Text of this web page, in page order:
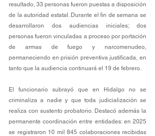
resultado, 33 personas fueron puestas a disposición
de la autoridad estatal. Durante el fin de semana se
desarrollaron dos audiencias iniciales; dos
personas fueron vinculadas a proceso por portación
de armas de fuego y narcomenudeo,
permaneciendo en prisión preventiva justificada, en
tanto que la audiencia continuará el 19 de febrero.
El funcionario subrayó que en Hidalgo no se
criminaliza a nadie y que toda judicialización se
realiza con sustento probatorio. Destacó además la
permanente coordinación entre entidades: en 2025
se registraron 10 mil 845 colaboraciones recibidas